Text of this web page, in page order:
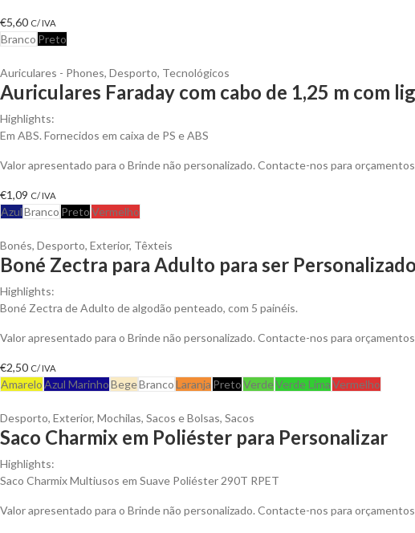
€5,60 C/ IVA
Branco Preto
Auriculares - Phones, Desporto, Tecnológicos
Auriculares Faraday com cabo de 1,25 m com
Highlights:
Em ABS. Fornecidos em caixa de PS e ABS
Valor apresentado para o Brinde não personalizado. Contacte-nos para
€1,09 C/ IVA
AzulBranco PretoVermelho
Bonés, Desporto, Exterior, Têxteis
Boné Zectra para Adulto para ser Personalizado
Highlights:
Boné Zectra de Adulto de algodão penteado, com 5 painéis.
Valor apresentado para o Brinde não personalizado. Contacte-nos para
€2,50 C/ IVA
AmareloAzul MarinhoBegeBrancoLaranja PretoVerdeVerde LimaVermelho
Desporto, Exterior, Mochilas, Sacos e Bolsas, Sacos
Saco Charmix em Poliéster para Personalizar
Highlights:
Saco Charmix Multiusos em Suave Poliéster 290T RPET
Valor apresentado para o Brinde não personalizado. Contacte-nos para